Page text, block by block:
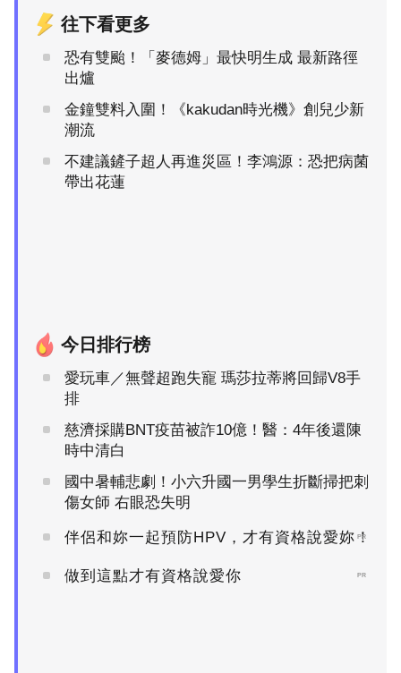
往下看更多
恐有雙颱！「麥德姆」最快明生成 最新路徑
出爐
金鐘雙料入圍！《kakudan時光機》創兒少新
潮流
不建議鏟子超人再進災區！李鴻源：恐把病菌
帶出花蓮
今日排行榜
愛玩車／無聲超跑失寵 瑪莎拉蒂將回歸V8手
排
慈濟採購BNT疫苗被詐10億！醫：4年後還陳
時中清白
國中暑輔悲劇！小六升國一男學生折斷掃把刺
傷女師 右眼恐失明
伴侶和妳一起預防HPV，才有資格說愛妳！
PR
做到這點才有資格說愛你 PR